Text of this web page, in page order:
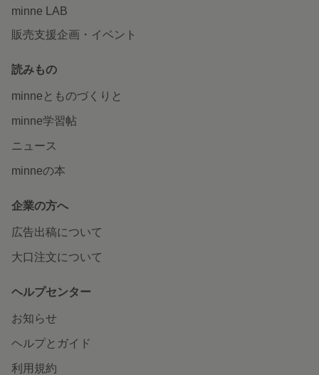
minne LAB
販売支援企画・イベント
読みもの
minneとものづくりと
minne学習帖
ニュース
minneの本
企業の方へ
広告出稿について
大口注文について
ヘルプセンター
お知らせ
ヘルプとガイド
利用規約